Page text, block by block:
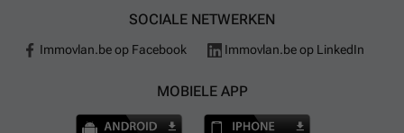
en Delhaize verspreid door de gemeente.
kleuterscholen en vijf middelbare scholen verspreid
ingespeeld door twee laadpunten voor elektrische
auto's in Dinant terwijl deelmobiliteit zoals deelfietsen
SOCIALE NETWERKEN
Immovlan.be op Facebook Immovlan.be op LinkedIn
MOBIELE APP